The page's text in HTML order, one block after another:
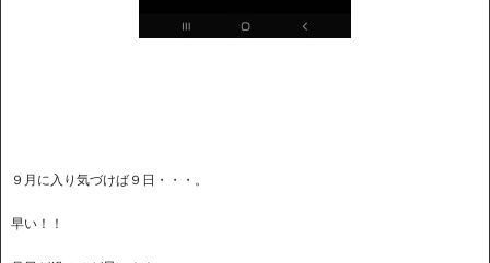
９月に入り気づけば９日・・・。
早い！！